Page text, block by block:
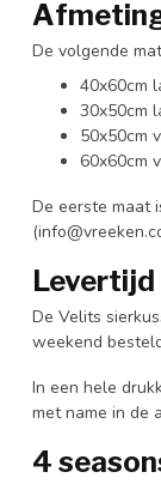
De volgende
40x60cm
30x50cm
50x50cm
60x60cm
De eerste maat
(
Levertijd
De Velits
weekend
In een hele
met name in de
4